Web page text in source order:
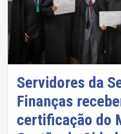
Servidores da
Finanças
certificação do